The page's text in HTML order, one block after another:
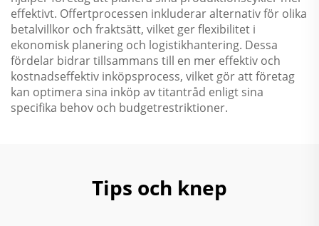
effektivt. Offertprocessen inkluderar alternativ för olika
betalvillkor och fraktsätt, vilket ger flexibilitet i
ekonomisk planering och logistikhantering. Dessa
fördelar bidrar tillsammans till en mer effektiv och
kostnadseffektiv inköpsprocess, vilket gör att företag
kan optimera sina inköp av titantråd enligt sina
specifika behov och budgetrestriktioner.
Tips och knep